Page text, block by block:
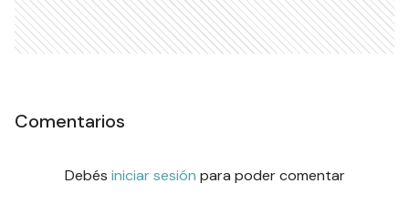
Comentarios
Debés iniciar sesión para poder comentar